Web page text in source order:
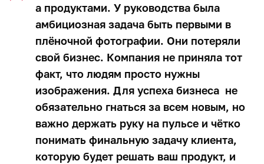
а продуктами. У руководства была
амбициозная задача быть первыми в
плёночной фотографии. Они потеряли
свой бизнес. Компания не приняла тот
факт, что людям просто нужны
изображения. Для успеха бизнеса не
обязательно гнаться за всем новым, но
важно держать руку на пульсе и чётко
понимать финальную задачу клиента,
которую будет решать ваш продукт, и